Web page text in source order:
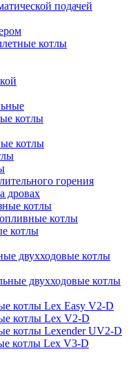
подачей
котлы
котлы
котлы
горения
дровах
котлы
котлы
котлы
двухходовые котлы
двухходовые котлы
котлы Lex Easy V2-D
котлы Lex V2-D
котлы Lexender UV2-D
котлы Lex V3-D